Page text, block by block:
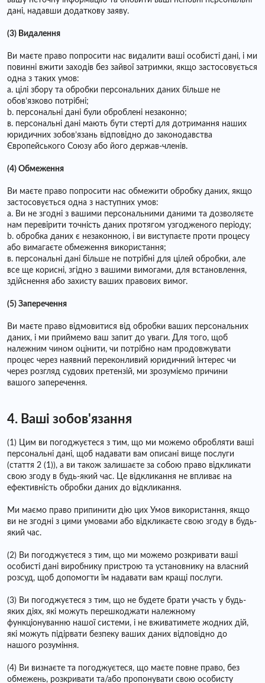
дані, надавши додаткову заяву.
(3) Видалення
Ви маєте право попросити нас видалити ваші особисті дані, і ми
повинні вжити заходів без зайвої затримки, якщо застосовується
одна з таких умов:
a. цілі збору та обробки персональних даних більше не
обов’язково потрібні;
b. персональні дані були оброблені незаконно;
в. персональні дані мають бути стерті для дотримання наших
юридичних зобов’язань відповідно до законодавства
Європейського Союзу або його держав-членів.
(4) Обмеження
Ви маєте право попросити нас обмежити обробку даних, якщо
застосовується одна з наступних умов:
a. Ви не згодні з вашими персональними даними та дозволяєте
нам перевірити точність даних протягом узгодженого періоду;
b. обробка даних є незаконною, і ви виступаєте проти процесу
або вимагаєте обмеження використання;
в. персональні дані більше не потрібні для цілей обробки, але
все ще корисні, згідно з вашими вимогами, для встановлення,
здійснення або захисту ваших правових вимог.
(5) Заперечення
Ви маєте право відмовитися від обробки ваших персональних
даних, і ми приймемо ваш запит до уваги. Для того, щоб
належним чином оцінити, чи потрібно нам продовжувати
процес через наявний переконливий юридичний інтерес чи
через розгляд судових претензій, ми зрозуміємо причини
вашого заперечення.
4. Ваші зобов'язання
(1) Цим ви погоджуєтеся з тим, що ми можемо обробляти ваші
персональні дані, щоб надавати вам описані вище послуги
(стаття 2 (1)), а ви також залишаєте за собою право відкликати
свою згоду в будь-який час. Це відкликання не впливає на
ефективність обробки даних до відкликання.
Ми маємо право припинити дію цих Умов використання, якщо
ви не згодні з цими умовами або відкликаєте свою згоду в будь-
який час.
(2) Ви погоджуєтеся з тим, що ми можемо розкривати ваші
особисті дані виробнику пристрою та установнику на власний
розсуд, щоб допомогти їм надавати вам кращі послуги.
(3) Ви погоджуєтеся з тим, що не будете брати участь у будь-
яких діях, які можуть перешкоджати належному
функціонуванню нашої системи, і не вживатимете жодних дій,
які можуть підірвати безпеку ваших даних відповідно до
нашого розуміння.
(4) Ви визнаєте та погоджуєтеся, що маєте повне право, без
обмежень, розкривати та/або пропонувати свою особисту